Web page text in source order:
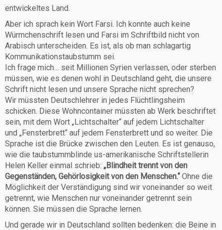
entwickeltes Land.
Aber ich sprach kein Wort Farsi. Ich konnte auch keine
Würmchenschrift lesen und Farsi im Schriftbild nicht von
Arabisch unterscheiden. Es ist, als ob man schlagartig
Kommunikationstaubstumm sei.
Ich frage mich… seit Millionen Syrien verlassen, oder sterben
müssen, wie es denen wohl in Deutschland geht, die unsere
Schrift nicht lesen und unsere Sprache nicht sprechen?
Wir müssten Deutschlehrer in jedes Flüchtlingsheim
schicken. Diese Wohncontainer müssten ab Werk beschriftet
sein, mit dem Wort „Lichtschalter“ auf jedem Lichtschalter
und „Fensterbrett“ auf jedem Fensterbrett und so weiter. Die
Sprache ist die Brücke zwischen den Leuten. Es ist genauso,
wie die taubstummblinde us-amerikanische Schriftstellerin
Helen Keller einmal schrieb: „Blindheit trennt von den
Gegenständen, Gehörlosigkeit von den Menschen.“Ohne die
Möglichkeit der Verständigung sind wir voneinander so weit
getrennt, wie Menschen nur voneinander getrennt sein
können. Sie müssen die Sprache lernen.
Und gerade wir in Deutschland sollten bedenken: die Beine in